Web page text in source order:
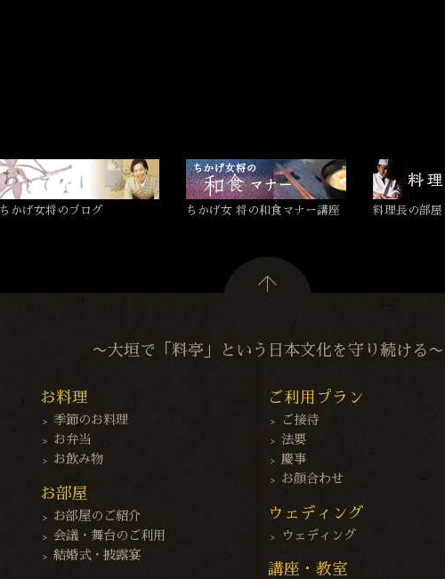
ちかげ女将のブログ ちかげ女 将の和食マナー講座 料理長の部屋
〜大垣で「料亭」という日本文化を守り続ける〜
お料理
季節のお料理
お弁当
お飲み物
お部屋
お部屋のご紹介
会議・舞台のご利用
結婚式・披露宴
ご利用プラン
ご接待
法要
慶事
お顔合わせ
ウェディング
ウェディング
講座・教室